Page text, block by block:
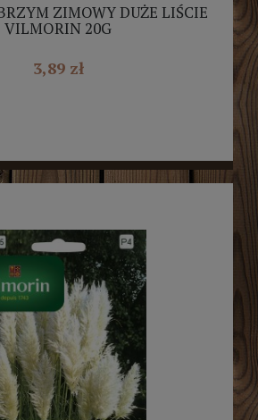
ZIMOWY DUŻE LIŚCIE
VILMORIN 20G
3,89 zł